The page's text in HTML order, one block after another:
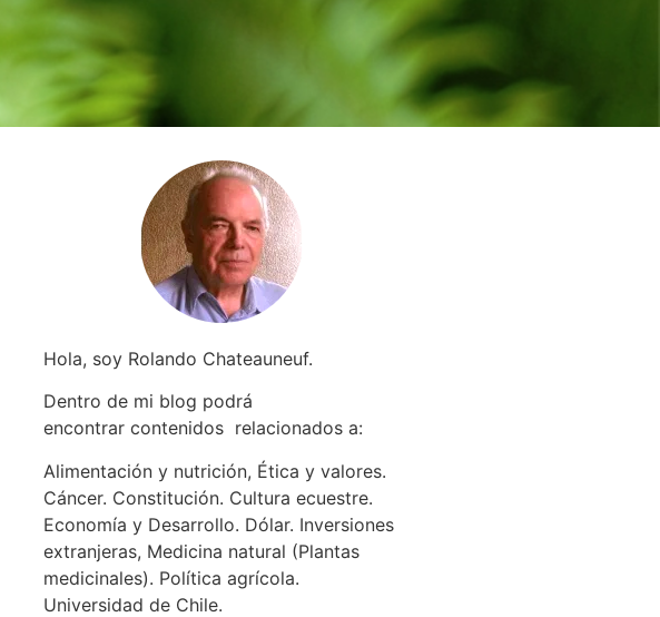
Hola, soy Rolando Chateauneuf.
Dentro de mi blog podrá
encontrar contenidos relacionados a:
Alimentación y nutrición, Ética y valores.
Cáncer. Constitución. Cultura ecuestre.
Economía y Desarrollo. Dólar. Inversiones
extranjeras, Medicina natural (Plantas
medicinales). Política agrícola.
Universidad de Chile.